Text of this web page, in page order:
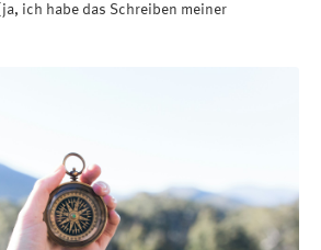
ich habe das Schreiben meiner